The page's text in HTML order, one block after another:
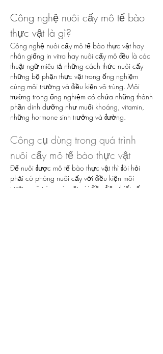
Công nghệ nuôi cấy mô tế bào
thực vật là gì?
Công nghệ nuôi cấy mô tế bào thực vật hay
nhân giống in vitro hay nuôi cấy mô đều là các
thuật ngữ miêu tả những cách thức nuôi cấy
những bộ phận thực vật trong ống nghiệm
cùng môi trường và điều kiện vô trùng. Môi
trường trong ống nghiệm có chứa những thành
phần dinh dưỡng như muối khoáng, vitamin,
những hormone sinh trưởng và đường.
Công cụ dùng trong quá trình
nuôi cấy mô tế bào thực vật
Để nuôi được mô tế bào thực vật thì đòi hỏi
phải có phòng nuôi cấy với điều kiện môi
trường vô trùng và một vài điều điện thiết yếu